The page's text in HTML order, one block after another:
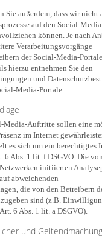
Sie außerdem, dass wir nicht
auf den Social-
können. Je nach
Verarbeitungsvorgänge
der Social-Media-
hierzu entnehmen Sie den
und
Media-Portale.
Media-Auftritte sollen eine
im Internet
es sich um ein berechtigtes
6 Abs. 1 lit. f DSGVO. Die von
initiierten
abweichenden
die von den Betreibern
sind (z.B.
6 Abs. 1 lit. a DSGVO).
und